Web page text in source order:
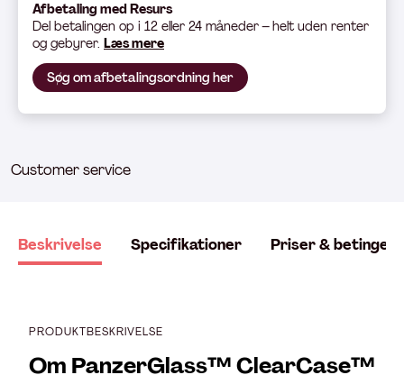
Afbetaling med Resurs
Del betalingen op i 12 eller 24 måneder – helt uden renter
og gebyrer. Læs mere
Søg om afbetalingsordning her
Customer service
Beskrivelse Specifikationer Priser &
PRODUKTBESKRIVELSE
Om PanzerGlass™ ClearCase™